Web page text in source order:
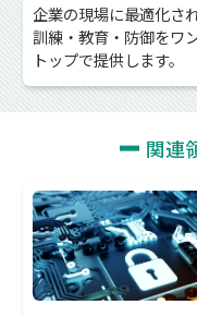
企業の現場に最適化さ
訓練・教育・防御をワ
トップで提供します。
関連